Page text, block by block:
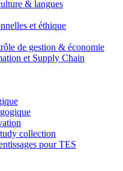
& langues
et éthique
de gestion & économie
et Supply Chain
collection
pour TES